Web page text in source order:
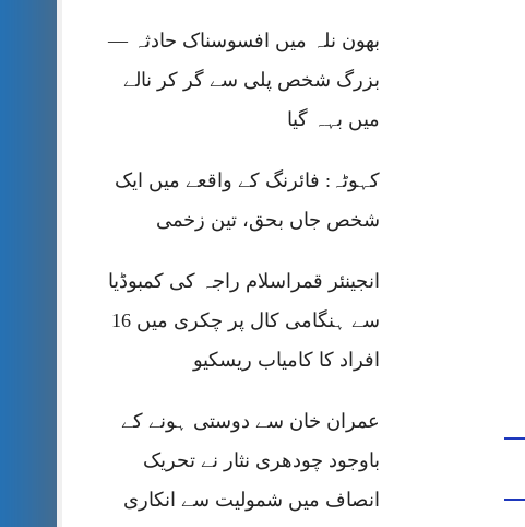
بھون نلہ میں افسوسناک حادثہ —
بزرگ شخص پلی سے گر کر نالے
میں بہہ گیا
کہوٹہ: فائرنگ کے واقعے میں ایک
شخص جاں بحق، تین زخمی
انجینئر قمراسلام راجہ کی کمبوڈیا
سے ہنگامی کال پر چکری میں 16
افراد کا کامیاب ریسکیو
عمران خان سے دوستی ہونے کے
باوجود چودھری نثار نے تحریک
انصاف میں شمولیت سے انکاری